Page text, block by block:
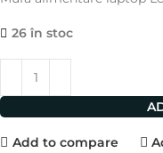
26 în stoc
Add to compare